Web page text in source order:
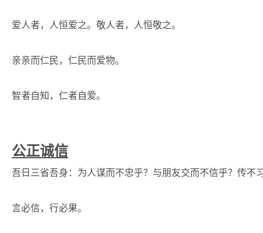
爱人者，人恒爱之。敬人者，人恒敬之。
亲亲而仁民，仁民而爱物。
智者自知，仁者自爱。
公正诚信
吾日三省吾身：为人谋而不忠乎？与朋友交而不信乎？传不
言必信，行必果。